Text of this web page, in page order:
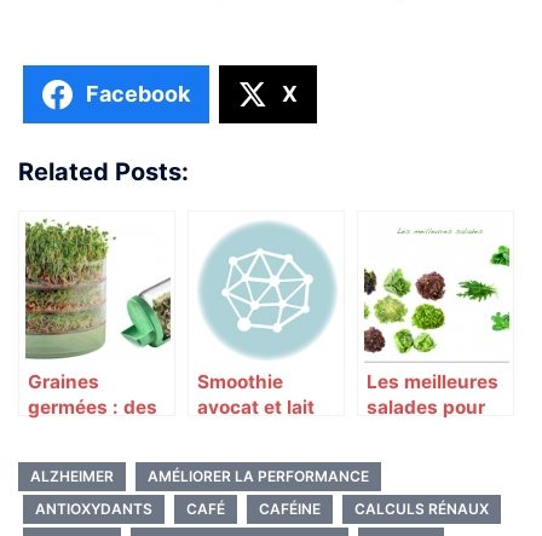
Facebook X
Related Posts:
Graines
germées : des
incroyables
pour la santé
Smoothie
avocat et lait
Les meilleures
salades pour
ALZHEIMER
AMÉLIORER LA PERFORMANCE
ANTIOXYDANTS
CAFÉ CAFÉINE
CALCULS RÉNAUX